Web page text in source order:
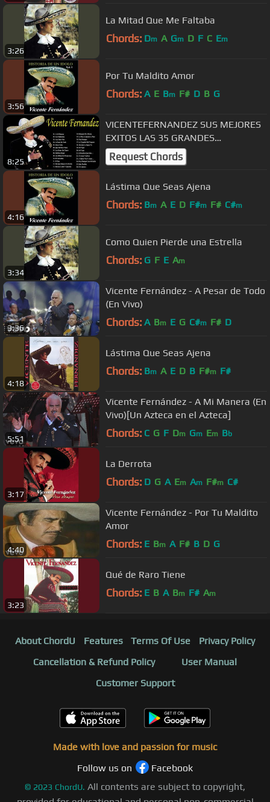
3:26
La Mitad Que Me Faltaba
Chords: Dm A Gm D F C Em
3:56
Por Tu Maldito Amor
Chords: A E Bm F# D B G
8:25
VICENTEFERNANDEZ SUS MEJORES
EXITOS LAS 35 GRANDES
CANCIONES DE VICENTEFERNANDEZ
Request Chords
4:16
Lástima Que Seas Ajena
Chords: Bm A E D F#m F# C#m
3:34
Como Quien Pierde una Estrella
Chords: G F E Am
3:36
Vicente Fernández - A Pesar de Todo
(En Vivo)
Chords: A Bm E G C#m F# D
4:18
Lástima Que Seas Ajena
Chords: Bm A E D B F#m F#
5:51
Vicente Fernández - A Mi Manera (En
Vivo)[Un Azteca en el Azteca]
Chords: C G F Dm Gm Em Bb
3:17
La Derrota
Chords: D G A Em Am F#m C#
4:40
Vicente Fernández - Por Tu Maldito
Amor
Chords: E Bm A F# B D G
3:23
Qué de Raro Tiene
Chords: E B A Bm F# Am
About ChordU Features Terms Of Use
Privacy Policy
Cancellation & Refund Policy
User Manual
Customer Support
Made with love and passion for music
Follow us on
Facebook
© 2023 ChordU. All contents are subject to copyright,